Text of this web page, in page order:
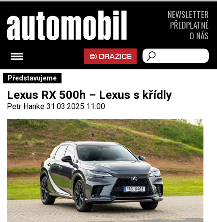
Představujeme
Lexus RX 500h – Lexus s křídly
Petr Hanke 31.03.2025 11:00
NEWSLETTER
PŘEDPLATNÉ
O NÁS